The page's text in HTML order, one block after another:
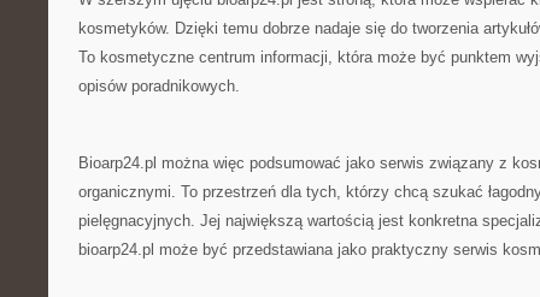
kosmetyków. Dzięki temu dobrze nadaje się do tworzenia
To kosmetyczne centrum informacji, która może być punktem
opisów poradnikowych.
Bioarp24.pl można więc podsumować jako serwis związany z
organicznymi. To przestrzeń dla tych, którzy chcą szukać
pielęgnacyjnych. Jej największą wartością jest konkretna
bioarp24.pl może być przedstawiana jako praktyczny serwis